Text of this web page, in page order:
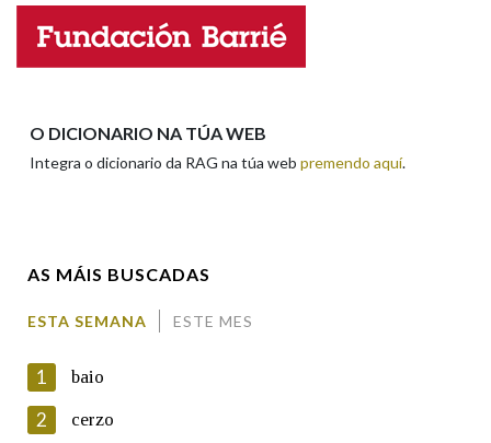
Nome
O DICIONARIO NA TÚA WEB
Integra o dicionario da RAG na túa web premendo aquí.
AS MÁIS BUSCADAS
ESTA SEMANA ESTE MES
1 baio
2 cerzo